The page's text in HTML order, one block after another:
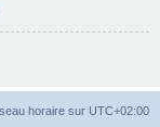
horaire sur UTC+02:00